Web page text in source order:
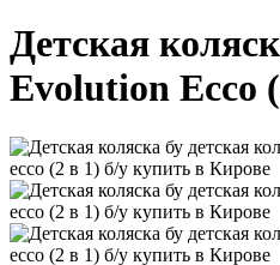
Детская
Evolution Ecco